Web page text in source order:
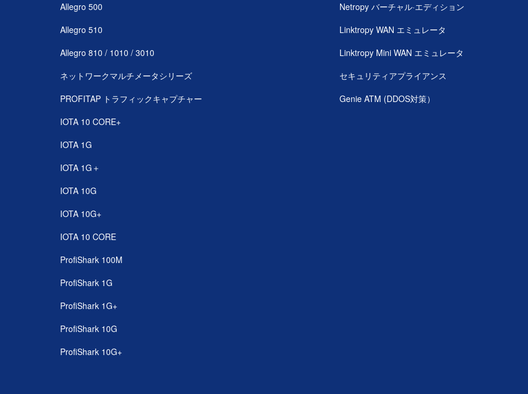
Allegro 500
Allegro 510
Allegro 810 / 1010 / 3010
ネットワークマルチメータシリーズ
PROFITAP トラフィックキャプチャー
IOTA 10 CORE+
IOTA 1G
IOTA 1G＋
IOTA 10G
IOTA 10G+
IOTA 10 CORE
ProfiShark 100M
ProfiShark 1G
ProfiShark 1G+
ProfiShark 10G
ProfiShark 10G+
Netropy バーチャル·エディション
Linktropy WAN エミュレータ
Linktropy Mini WAN エミュレータ
セキュリティアプライアンス
Genie ATM (DDOS対策）